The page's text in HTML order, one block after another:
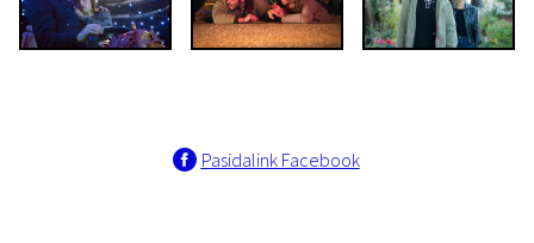
Pasidalink Facebook